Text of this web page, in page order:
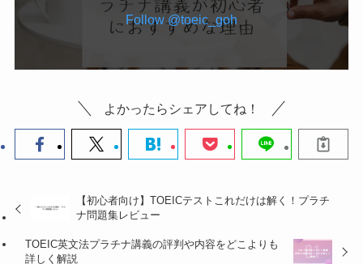
Follow @toeic_goh
よかったらシェアしてね！
【初心者向け】TOEICテストこれだけは解く！プラチ
ナ問題集レビュー
TOEIC英文法プラチナ講義の評判や内容をどこよりも
詳しく解説